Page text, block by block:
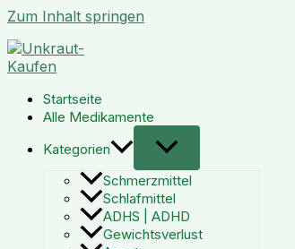
Zum Inhalt springen
Startseite
Alle Medikamente
Kategorien
Schmerzmittel
Schlafmittel
ADHS | ADHD
Gewichtsverlust